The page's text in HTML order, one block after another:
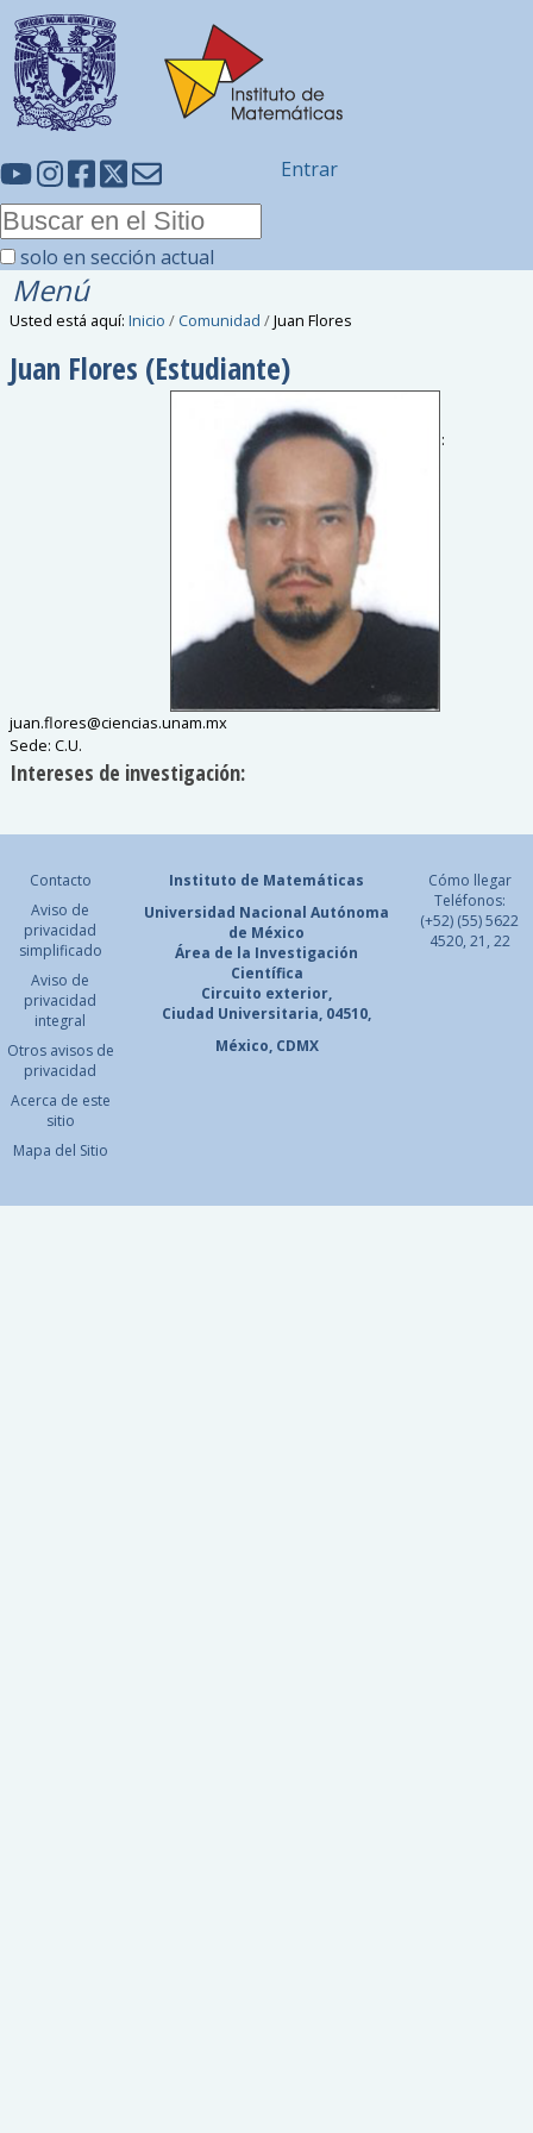
solo en sección actual
Entrar
Menú
Usted está aquí: Inicio / Comunidad /Juan Flores
Juan Flores (Estudiante)
Correo electrónico :
juan.flores@ciencias.unam.mx
Sede:C.U.
Intereses de investigación:
Contacto
Aviso de
privacidad
simplificado
Aviso de
privacidad
integral
Otros avisos de
privacidad
Acerca de este
sitio
Mapa del Sitio
Instituto de Matemáticas
Universidad Nacional Autónoma
de México
Área de la Investigación
Científica
Circuito exterior,
Ciudad Universitaria, 04510,
México, CDMX
Cómo llegar
Teléfonos:
(+52) (55) 5622
4520, 21, 22